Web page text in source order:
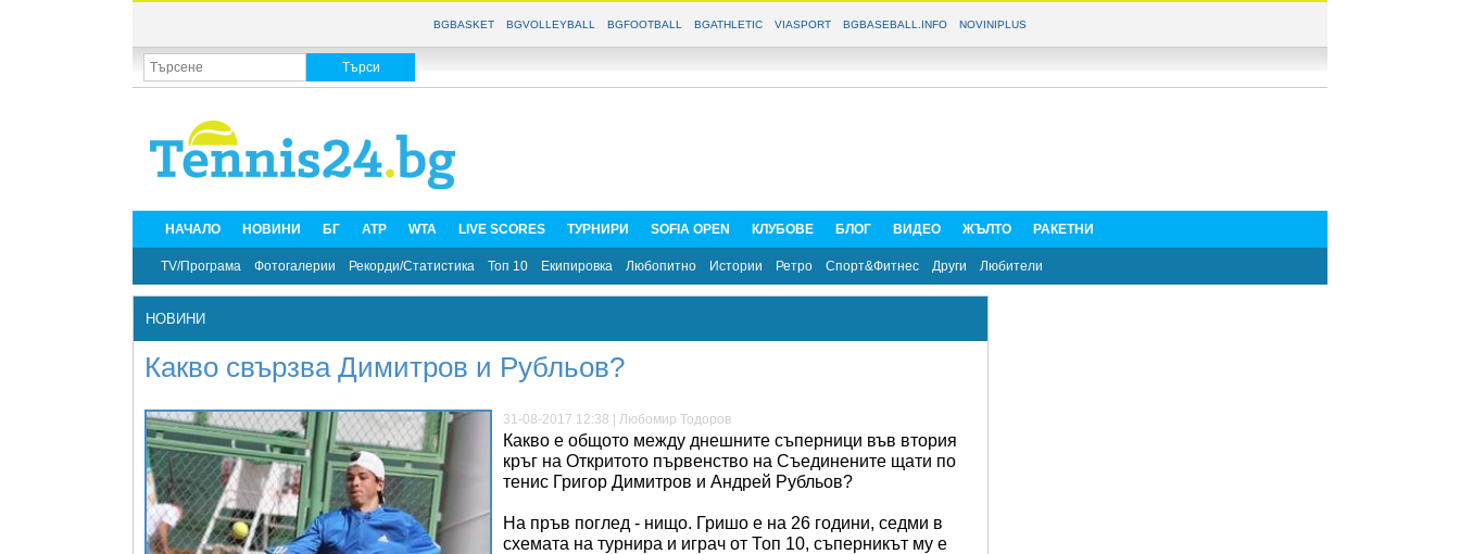
BGBASKET BGVOLLEYBALL BGFOOTBALL BGATHLETIC VIASPORT BGBASEBALL.INFO NOVINIPLUS
НАЧАЛО НОВИНИ БГ ATP WTA LIVE SCORES ТУРНИРИ SOFIA OPEN КЛУБОВЕ БЛОГ ВИДЕО ЖЪЛТО РАКЕТНИ
TV/Програма Фотогалерии Рекорди/Статистика Топ 10 Екипировка Любопитно Истории Ретро Спорт&Фитнес Други Любители
НОВИНИ
Какво свързва Димитров и Рубльов?
31-08-2017 12:38 | Любомир Тодоров
Какво е общото между днешните съперници във втория
кръг на Откритото първенство на Съединените щати по
тенис Григор Димитров и Андрей Рубльов?
На пръв поглед - нищо. Гришо е на 26 години, седми в
схемата на турнира и играч от Топ 10, съперникът му е